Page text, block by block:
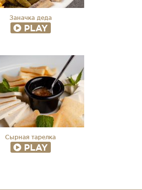
Заначка деда
PLAY
Сырная тарелка
PLAY